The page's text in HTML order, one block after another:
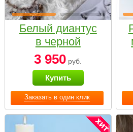
Заказать в один клик
Белый диантус
в черной
коробке Small
3 950 руб.
Купить